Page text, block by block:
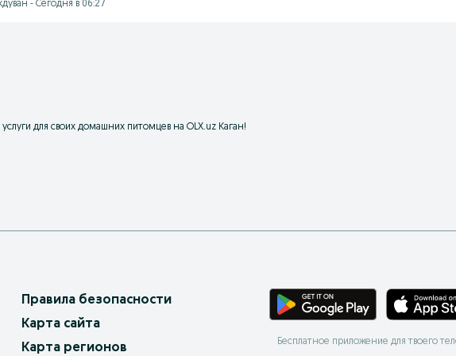
- Сегодня в 06:27
для своих домашних питомцев на OLX.uz Каган!
Правила безопасности
Карта сайта
Карта регионов
Бесплатное приложение для твоего